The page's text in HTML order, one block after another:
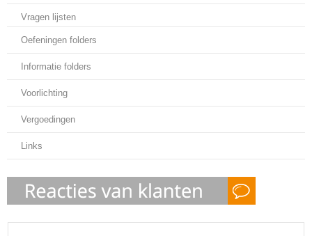
Vragen lijsten
Oefeningen folders
Informatie folders
Voorlichting
Vergoedingen
Links